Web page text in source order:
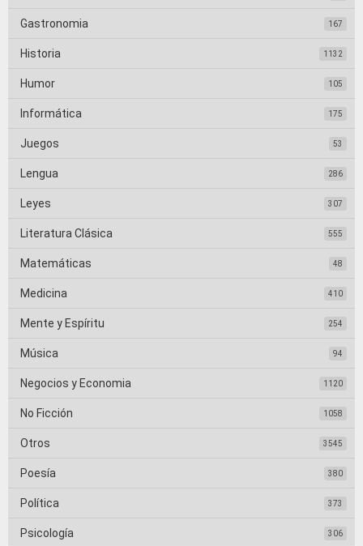
Gastronomia 167
Historia 1132
Humor 105
Informática 175
Juegos 53
Lengua 286
Leyes 307
Literatura Clásica 555
Matemáticas 48
Medicina 410
Mente y Espíritu 254
Música 94
Negocios y Economia 1120
No Ficción 1058
Otros 3545
Poesía 380
Política 373
Psicología 306